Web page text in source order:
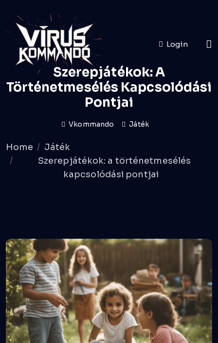
Login
Szerepjátékok: A
Történetmesélés Kapcsolódási
Pontjai
Vkommando Játék
Home
Játék
Szerepjátékok: a történetmesélés
kapcsolódási pontjai